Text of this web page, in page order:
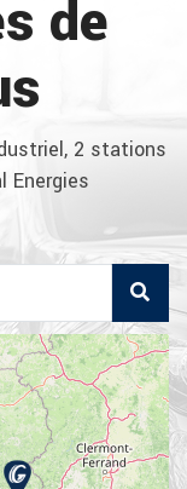
de
2 stations
Energies